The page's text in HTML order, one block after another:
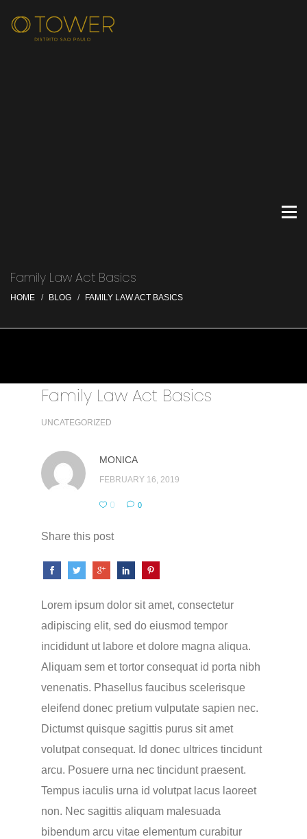
Family Law Act Basics
HOME BLOG FAMILY LAW ACT BASICS
Family Law Act Basics
UNCATEGORIZED
MONICA
FEBRUARY 16, 2019
0 0
Share this post
Lorem ipsum dolor sit amet, consectetur
adipiscing elit, sed do eiusmod tempor
incididunt ut labore et dolore magna aliqua.
Aliquam sem et tortor consequat id porta nibh
venenatis. Phasellus faucibus scelerisque
eleifend donec pretium vulputate sapien nec.
Dictumst quisque sagittis purus sit amet
volutpat consequat. Id donec ultrices tincidunt
arcu. Posuere urna nec tincidunt praesent.
Tempus iaculis urna id volutpat lacus laoreet
non. Nec sagittis aliquam malesuada
bibendum arcu vitae elementum curabitur